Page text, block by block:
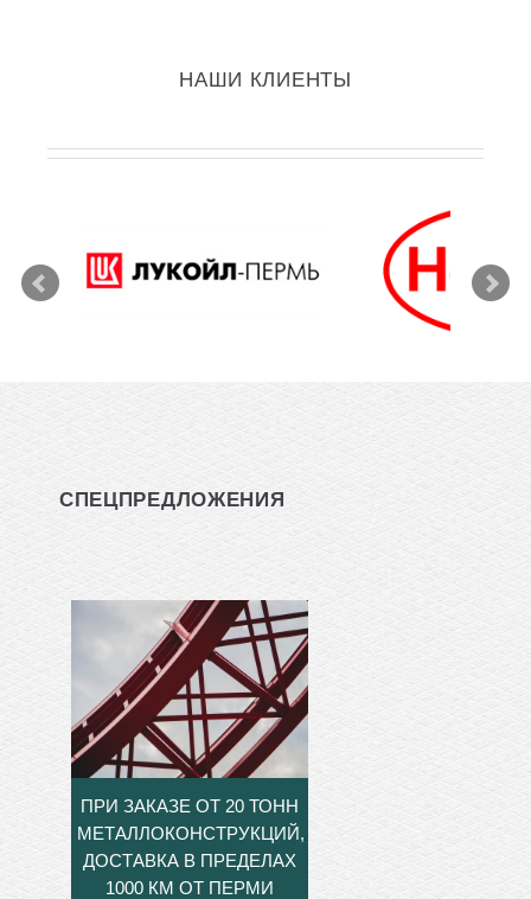
НАШИ КЛИЕНТЫ
СПЕЦПРЕДЛОЖЕНИЯ
ПРИ ЗАКАЗЕ ОТ 20 ТОНН
МЕТАЛЛОКОНСТРУКЦИЙ,
ДОСТАВКА В ПРЕДЕЛАХ
1000 КМ ОТ ПЕРМИ